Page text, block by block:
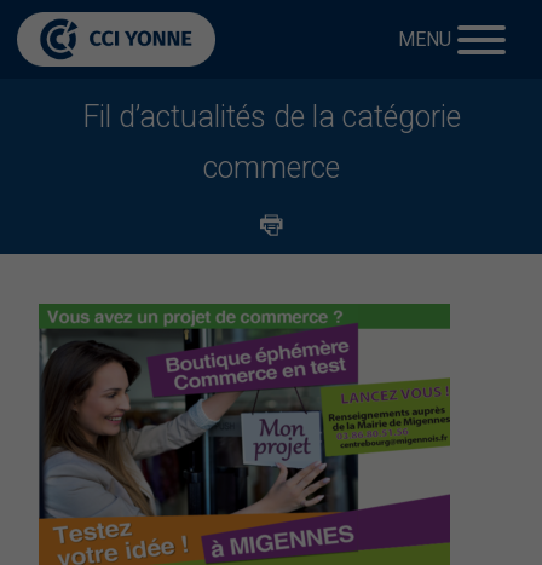
MENU
Fil d’actualités de la catégorie
commerce